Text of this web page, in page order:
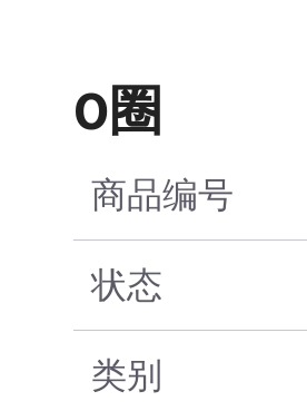
O圈
商品编号
状态
类别